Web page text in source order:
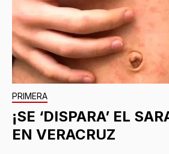
PRIMERA
¡SE ‘DISPARA’ EL
EN VERACRUZ